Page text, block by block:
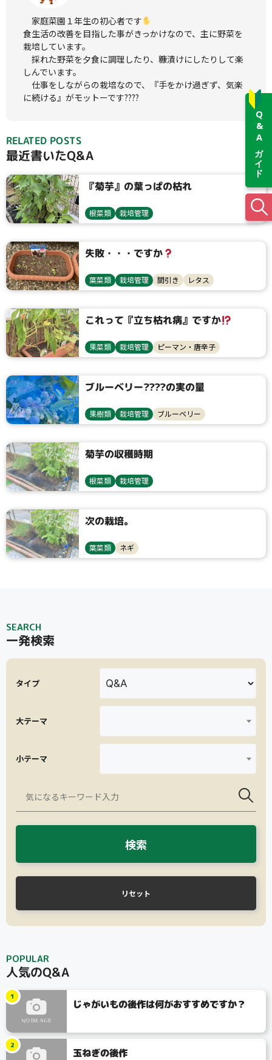
Q&Aガイド
大テーマ
小テーマ
家庭菜園１年生の初心者です
食生活の改善を目指した事がきっかけなので、主に野菜を
栽培しています。
採れた野菜を夕食に調理したり、糠漬けにしたりして楽
しんでいます。
仕事をしながらの栽培なので、『手をかけ過ぎず、気楽
に続ける』がモットーです????
RELATED POSTS
最近書いたQ&A
『菊芋』の葉っぱの枯れ
根菜類 栽培管理
失敗・・・ですか
葉菜類 栽培管理 間引き レタス
これって『立ち枯れ病』ですか
果菜類 栽培管理 ピーマン・唐辛子
ブルーベリー????の実の量
果樹類 栽培管理 ブルーベリー
菊芋の収穫時期
根菜類 栽培管理
次の栽培。
葉菜類 ネギ
SEARCH
一発検索
タイプ
大テーマ
小テーマ
検索
リセット
POPULAR
人気のQ&A
じゃがいもの後作は何がおすすめですか？
1
玉ねぎの後作
2